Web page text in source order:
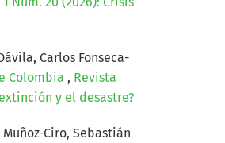
Carlos Fonseca-
Colombia , Revista
y el desastre?
Ciro, Sebastián